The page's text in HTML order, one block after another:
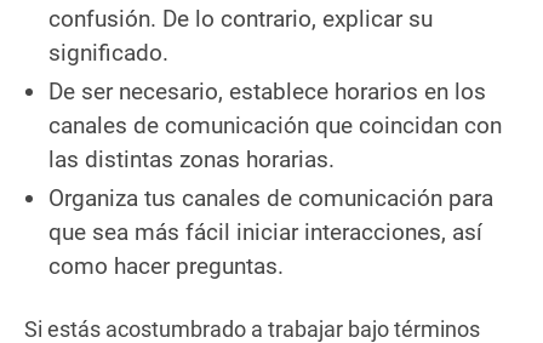
confusión. De lo contrario, explicar su
significado.
De ser necesario, establece horarios en los
canales de comunicación que coincidan con
las distintas zonas horarias.
Organiza tus canales de comunicación para
que sea más fácil iniciar interacciones, así
como hacer preguntas.
Si estás acostumbrado a trabajar bajo términos